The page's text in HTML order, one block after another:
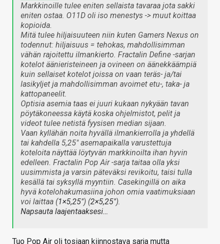
Markkinoille tulee eniten sellaista tavaraa jota sakki
eniten ostaa. O11D oli iso menestys -> muut koittaa
kopioida.
Mitä tulee hiljaisuuteen niin kuten Gamers Nexus on
todennut: hiljaisuus = tehokas, mahdollisimman
vähän rajoitettu ilmankierto. Fractalin Define -sarjan
kotelot äänieristeineen ja ovineen on äänekkäämpiä
kuin sellaiset kotelot joissa on vaan teräs- ja/tai
lasikyljet ja mahdollisimman avoimet etu-, taka- ja
kattopaneelit.
Optisia asemia taas ei juuri kukaan nykyään tavan
pöytäkoneessa käytä koska ohjelmistot, pelit ja
videot tulee netistä fyysisen median sijaan.
Vaan kyllähän noita hyvällä ilmankierrolla ja yhdellä
tai kahdella 5,25" asemapaikalla varustettuja
koteloita näyttää löytyvän markkinoilta ihan hyvin
edelleen. Fractalin Pop Air -sarja taitaa olla yksi
uusimmista ja varsin päteväksi revikoitu, taisi tulla
kesällä tai syksyllä myyntiin. Casekingillä on aika
hyvä kotelohakumasiina johon omia vaatimuksiaan
voi laittaa (1×5,25") (2×5,25").
Napsauta laajentaaksesi…
Tuo Pop Air oli tosiaan kiinnostava sarja mutta